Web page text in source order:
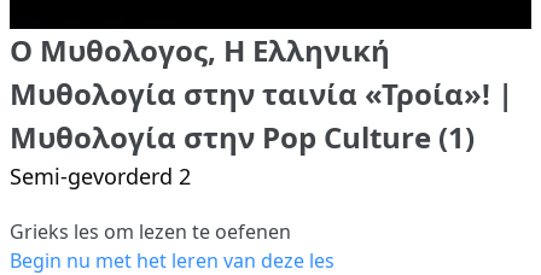
Ο Μυθολογος, Η Ελληνική
Μυθολογία στην ταινία «Τροία»! |
Μυθολογία στην Pop Culture (1)
Semi-gevorderd 2
Grieks les om lezen te oefenen
Begin nu met het leren van deze les